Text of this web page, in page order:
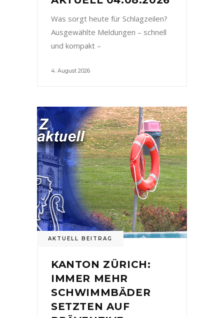
Was sorgt heute für Schlagzeilen?
Ausgewählte Meldungen – schnell
und kompakt –
4. August 2026
AKTUELL BEITRAG
KANTON ZÜRICH:
IMMER MEHR
SCHWIMMBÄDER
SETZTEN AUF